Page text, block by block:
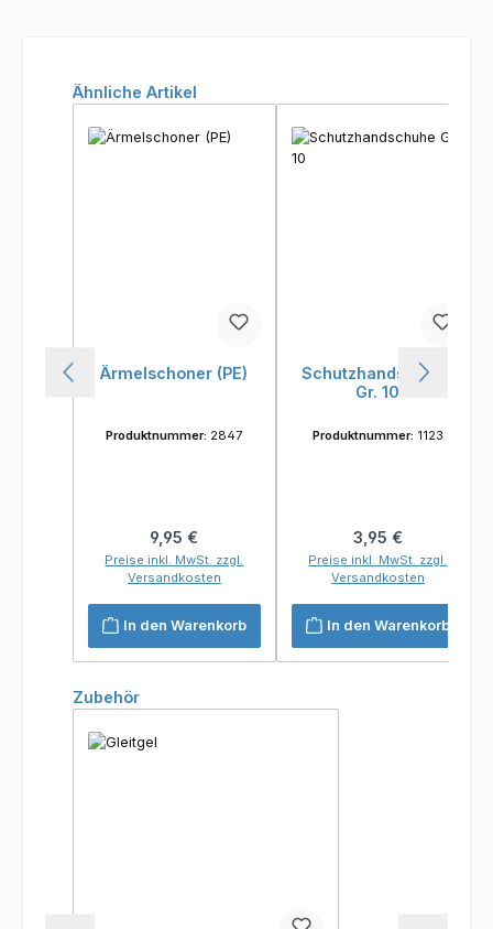
Produktgalerie überspringen
Ähnliche Artikel
Ärmelschoner (PE)
Produktnummer: 2847
Regulärer Preis:
9,95 €
Preise inkl. MwSt. zzgl.
Versandkosten
In den Warenkorb
Schutzhandschuhe
Gr. 10
Produktnummer: 1123
Regulärer Preis:
3,95 €
Preise inkl. MwSt. zzgl.
Versandkosten
In den Warenkorb
Produktgalerie überspringen
Zubehör